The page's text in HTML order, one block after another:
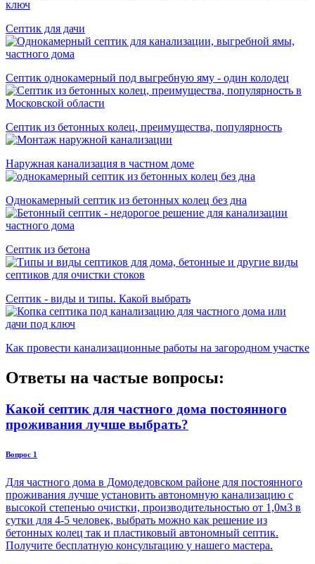
Септик для дачи
Септик однокамерный под выгребную яму - один колодец
Септик из бетонных колец, преимущества, популярность
Наружная канализация в частном доме
Однокамерный септик из бетонных колец без дна
Cептик из бетона
Септик - виды и типы. Какой выбрать
Как провести канализационные работы на загородном участке
Ответы на частые вопросы:
Какой септик для частного дома постоянного
проживания лучше выбрать?
Вопрос 1
Для частного дома в Домодедовском районе для постоянного
проживания лучше установить автономную канализацию с
высокой степенью очистки, производительностью от 1,0м3 в
сутки для 4-5 человек, выбрать можно как решение из
бетонных колец так и пластиковый автономный септик.
Получите бесплатную консультацию у нашего мастера.